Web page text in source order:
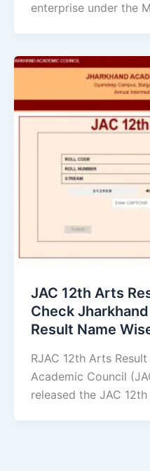
enterprise under the
JAC 12th Arts
Check
Result Name
RJAC 12th Arts
Academic Council
released the JAC